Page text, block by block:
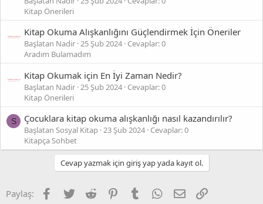
Kitap Önerileri
Kitap Okuma Alışkanlığını Güçlendirmek İçin Öneriler
Başlatan Nadir 25 Şub 2024 Cevaplar: 0
Aradım Bulamadım
Kitap Okumak için En İyi Zaman Nedir?
Başlatan Nadir 25 Şub 2024 Cevaplar: 0
Kitap Önerileri
S Çocuklara kitap okuma alışkanlığı nasıl kazandırılır?
Başlatan Sosyal Kitap 23 Şub 2024 Cevaplar: 0
Kitapça Sohbet
Cevap yazmak için giriş yap yada kayıt ol.
Paylaş: Facebook
Twitter Reddit PinterestTumblr WhatsApp
E-posta